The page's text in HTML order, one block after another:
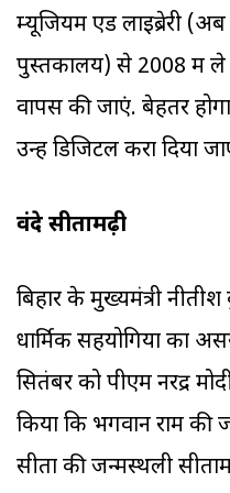
म्यूजियम ऐंड लाइब्रेरी (अब
पुस्तकालय) से 2008 में ले
वापस की जाएं. बेहतर
उन्हें डिजिटल करा दिया
वंदे सीतामढ़ी
बिहार के मुख्यमंत्री
धार्मिक सहयोगियों का
सितंबर को पीएम नरेंद्र
किया कि भगवान राम की
सीता की जन्मस्थली